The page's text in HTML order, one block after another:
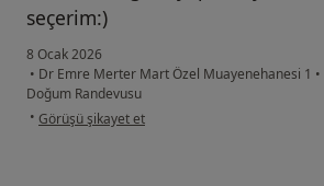
seçerim:)
8 Ocak 2026
• Dr Emre Merter Mart Özel Muayenehanesi 1 •
Doğum Randevusu
• kullanıcının görüşüne göre kü...ı
Görüşü şikayet et